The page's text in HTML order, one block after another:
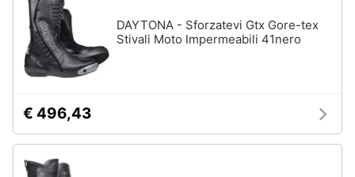
Servizi
Assistenza
Esci
shirt
Felpa
Tuta
tutti
DAYTONA - Sforzatevi Gtx Gore-tex
Stivali Moto Impermeabili 41nero
€ 496,43